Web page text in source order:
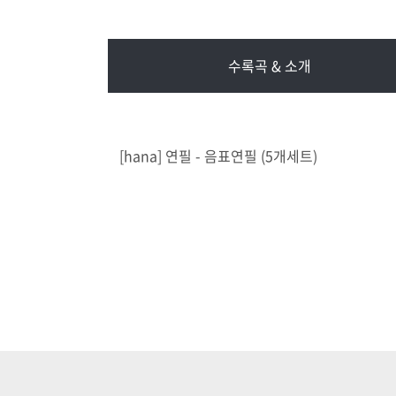
수록곡 & 소개
[hana] 연필 - 음표연필 (5개세트)